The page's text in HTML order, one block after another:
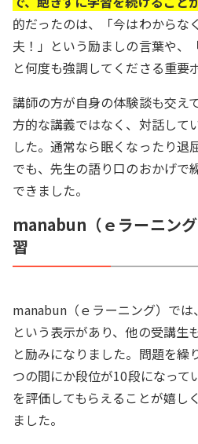
的だったのは、「今はわからな
夫！」という励ましの言葉や、
と何度も強調してくださる重要
講師の方が自身の体験談も交え
方的な講義ではなく、対話して
した。通常なら眠くなったり退
でも、先生の語り口のおかげで
できました。
manabun（ｅラーニン
習
manabun（ｅラーニング）では
という表示があり、他の受講生
と励みになりました。問題を繰
つの間にか段位が10段になって
を評価してもらえることが嬉し
ました。